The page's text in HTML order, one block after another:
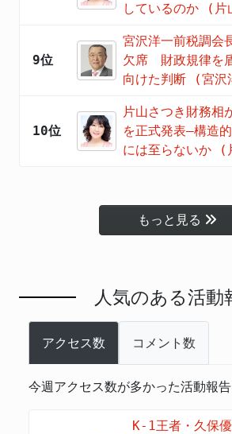
しているのか (片
9位
宮沢洋一前税調会
欠席 財政規律を
向けた判断 (宮沢
10位
片山さつき財務相
を正式発表―構造
には至らないか (
もっと見る
人気のある活動
アクセス数 コメント数
今週アクセス数が多かった活動報告
K-1王者・久保